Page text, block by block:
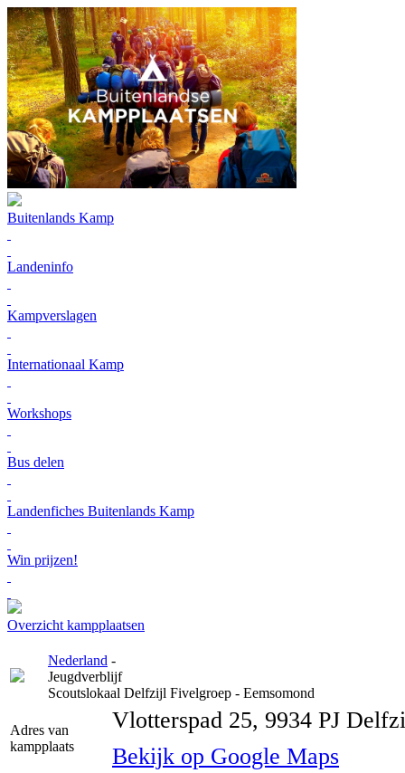
Buitenlands Kamp
Landeninfo
Kampverslagen
Internationaal Kamp
Workshops
Bus delen
Landenfiches Buitenlands Kamp
Win prijzen!
Overzicht kampplaatsen
Nederland -
Jeugdverblijf
Scoutslokaal Delfzijl Fivelgroep - Eemsomond
Adres van
kampplaats
Vlotterspad 25, 9934 PJ
Bekijk op Google Maps